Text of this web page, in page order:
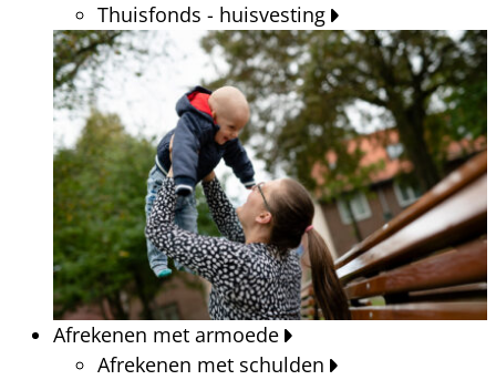
Thuisfonds - huisvesting
Afrekenen met armoede
Afrekenen met schulden